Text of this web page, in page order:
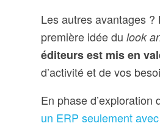
Les autres avantages
première idée dulook
éditeurs est mis en
d’activité et de vos
En phase
un ERP seulement